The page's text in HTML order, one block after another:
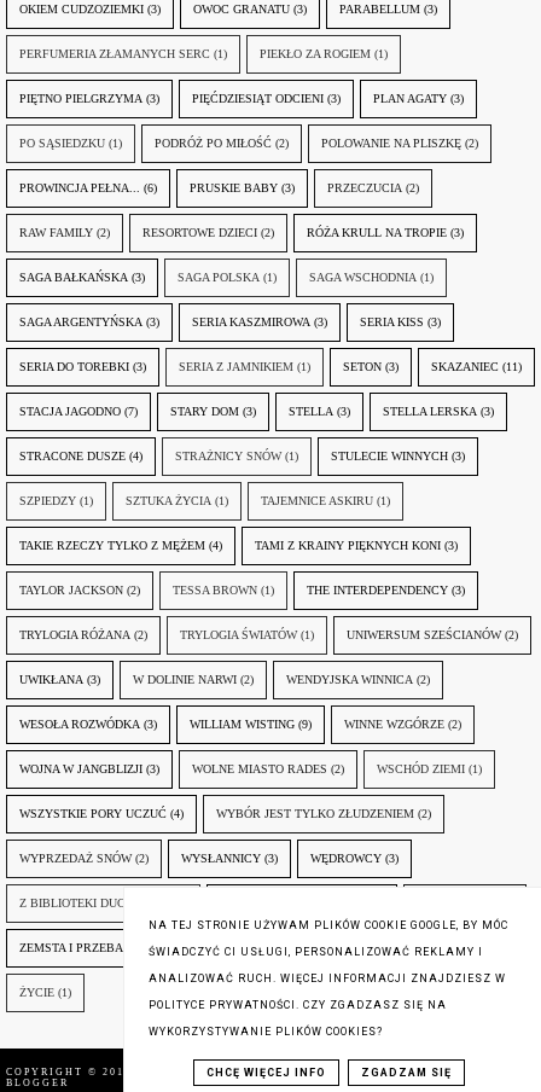
OKIEM CUDZOZIEMKI (3) OWOC GRANATU (3) PARABELLUM (3)
PERFUMERIA ZŁAMANYCH SERC (1) PIEKŁO ZA ROGIEM (1)
PIĘTNO PIELGRZYMA (3) PIĘĆDZIESIĄT ODCIENI (3) PLAN AGATY (3)
PO SĄSIEDZKU (1) PODRÓŻ PO MIŁOŚĆ (2) POLOWANIE NA PLISZKĘ (2)
PROWINCJA PEŁNA... (6) PRUSKIE BABY (3) PRZECZUCIA (2)
RAW FAMILY (2) RESORTOWE DZIECI (2) RÓŻA KRULL NA TROPIE (3)
SAGA BAŁKAŃSKA (3) SAGA POLSKA (1) SAGA WSCHODNIA (1)
SAGA ARGENTYŃSKA (3) SERIA KASZMIROWA (3) SERIA KISS (3)
SERIA DO TOREBKI (3) SERIA Z JAMNIKIEM (1) SETON (3) SKAZANIEC (11)
STACJA JAGODNO (7) STARY DOM (3) STELLA (3) STELLA LERSKA (3)
STRACONE DUSZE (4) STRAŻNICY SNÓW (1) STULECIE WINNYCH (3)
SZPIEDZY (1) SZTUKA ŻYCIA (1) TAJEMNICE ASKIRU (1)
TAKIE RZECZY TYLKO Z MĘŻEM (4) TAMI Z KRAINY PIĘKNYCH KONI (3)
TAYLOR JACKSON (2) TESSA BROWN (1) THE INTERDEPENDENCY (3)
TRYLOGIA RÓŻANA (2) TRYLOGIA ŚWIATÓW (1) UNIWERSUM SZEŚCIANÓW (2)
UWIKŁANA (3) W DOLINIE NARWI (2) WENDYJSKA WINNICA (2)
WESOŁA ROZWÓDKA (3) WILLIAM WISTING (9) WINNE WZGÓRZE (2)
WOJNA W JANGBLIZJI (3) WOLNE MIASTO RADES (2) WSCHÓD ZIEMI (1)
WSZYSTKIE PORY UCZUĆ (4) WYBÓR JEST TYLKO ZŁUDZENIEM (2)
WYPRZEDAŻ SNÓW (2) WYSŁANNICY (3) WĘDROWCY (3)
Z BIBLIOTEKI DUCHA GÓR
ZEMSTA I PRZEBACZENIE (6) ŚLADY ZBRODNI (3) ŻYCIA W ŻYCIU (3)
ŻYCIE (1)
COPYRIGHT © 2016 SUBIEKTYWNIE O KSIĄŻKACH
BLOGGER
BLOG DESIGN:
NA TEJ STRONIE UŻYWAM PLIKÓW COOKIE GOOGLE, BY MÓC
ŚWIADCZYĆ CI USŁUGI, PERSONALIZOWAĆ REKLAMY I
ANALIZOWAĆ RUCH. WIĘCEJ INFORMACJI ZNAJDZIESZ W
POLITYCE PRYWATNOŚCI. CZY ZGADZASZ SIĘ NA
WYKORZYSTYWANIE PLIKÓW COOKIES?
CHCĘ WIĘCEJ INFO ZGADZAM SIĘ